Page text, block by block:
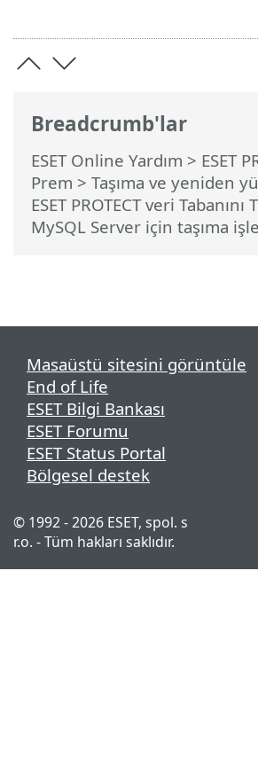
Breadcrumb'lar
ESET Online Yardım > ESET
Prem > Taşıma ve yeniden
ESET PROTECT veri Tabanını
MySQL Server için taşıma
Masaüstü sitesini görüntüle
End of Life
ESET Bilgi Bankası
ESET Forumu
ESET Status Portal
Bölgesel destek
© 1992 - 2026 ESET, spol. s
r.o. - Tüm hakları saklıdır.